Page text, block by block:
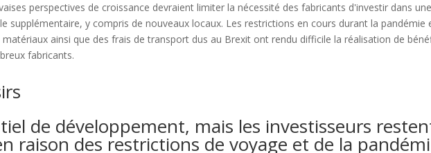
perspectives de croissance devraient limiter la nécessité des fabricants d'investir dans
supplémentaire, y compris de nouveaux locaux. Les restrictions en cours durant la pandémie
ainsi que des frais de transport dus au Brexit ont rendu difficile la réalisation de
fabricants.
de développement, mais les investisseurs
raison des restrictions de voyage et de la